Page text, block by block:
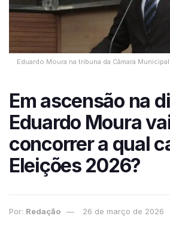
Eduardo Moura na tribuna da Câmara
Em ascensão na
Eduardo Moura
concorrer a qual
Eleições 2026?
Por: Redação 26 de março de 2026